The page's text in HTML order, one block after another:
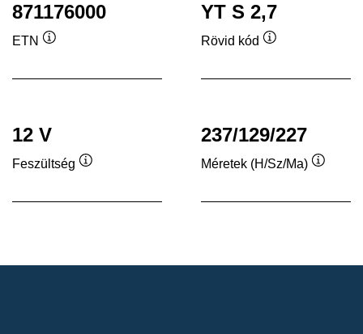
871176000
ETN
YT S 2,7
Rövid kód
12 V
Feszültség
237/129/227
Méretek (H/Sz/Ma)